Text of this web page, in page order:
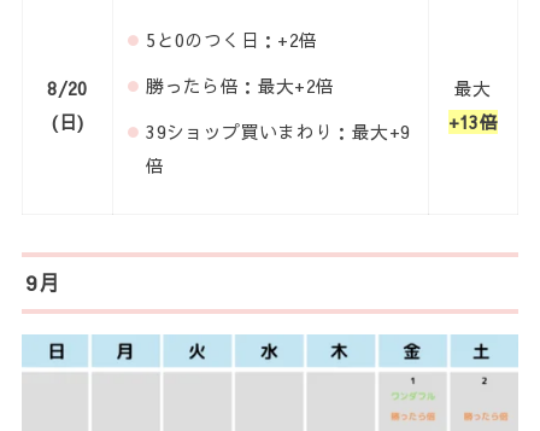
8/20
(日)
5と0のつく日：+2倍
勝ったら倍：最大+2倍
39ショップ買いまわり：最大+9
倍
最大
+13倍
9月